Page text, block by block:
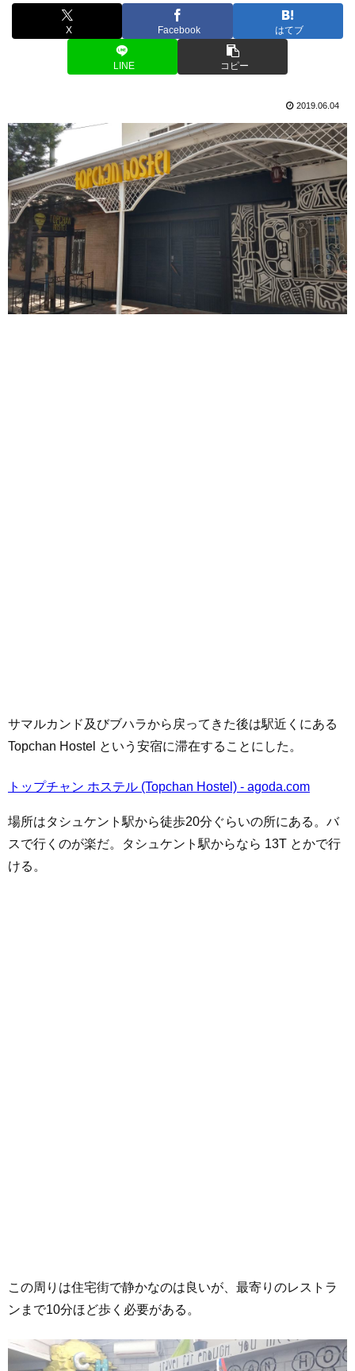
X Facebook はてブ
LINE コピー
2019.06.04
サマルカンド及びブハラから戻ってきた後は駅近くにある
Topchan Hostel という安宿に滞在することにした。
トップチャン ホステル (Topchan Hostel) - agoda.com
場所はタシュケント駅から徒歩20分ぐらいの所にある。バ
スで行くのが楽だ。タシュケント駅からなら 13T とかで行
ける。
この周りは住宅街で静かなのは良いが、最寄りのレストラ
ンまで10分ほど歩く必要がある。